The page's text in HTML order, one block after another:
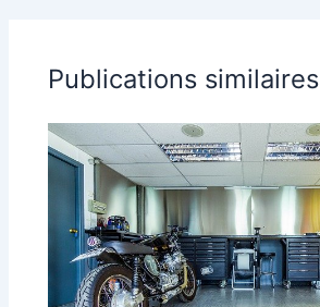
Publications similaires